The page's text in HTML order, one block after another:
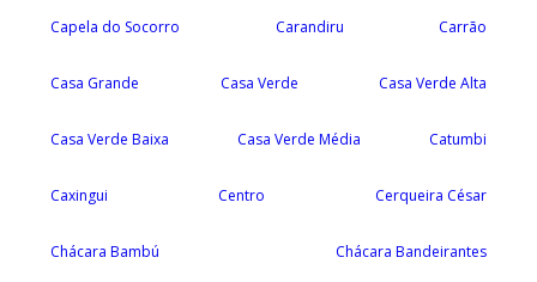
Capela do Socorro Carandiru Carrão
Casa Grande Casa Verde Casa Verde Alta
Casa Verde Baixa Casa Verde Média Catumbi
Caxingui Centro Cerqueira César
Chácara Bambú Chácara Bandeirantes